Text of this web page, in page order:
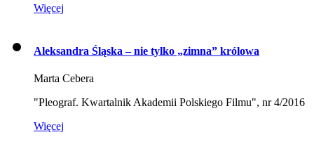
Więcej
Aleksandra Śląska – nie tylko „zimna” królowa
Marta Cebera
"Pleograf. Kwartalnik Akademii Polskiego Filmu", nr 4/2016
Więcej